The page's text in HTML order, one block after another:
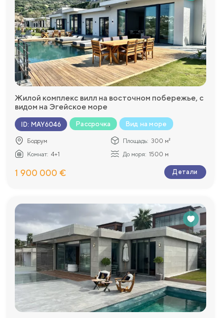
Жилой комплекс вилл на восточном побережье, с
видом на Эгейское море
ID: MAY6046 Рассрочка Вид на море
Бодрум Площадь: 300 м²
Комнат: 4+1 До моря: 1500 м
1 900 000 € Детали